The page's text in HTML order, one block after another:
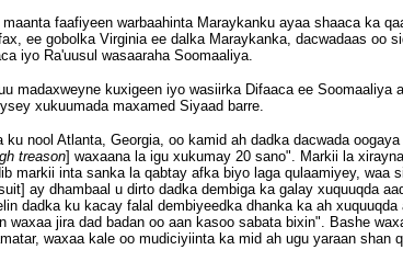
faafiyeen warbaahinta Maraykanku ayaa shaaca ka
ee gobolka Virginia ee dalka Maraykanka, dacwadaas oo
iyo Ra'uusul wasaaraha Soomaaliya.
madaxweyne kuxigeen iyo wasiirka Difaaca ee
xukuumada maxamed Siyaad barre.
ku nool Atlanta, Georgia, oo kamid ah dadka dacwada
treason] waxaana la igu xukumay 20 sano". Markii la
markii inta sanka la qabtay afka biyo laga qulaamiyey, waa
ay dhambaal u dirto dadka dembiga ka galay xuquuqda
dadka ku kacay falal dembiyeedka dhanka ka ah
waxaa jira dad badan oo aan kasoo sabata bixin". Bashe
waxaa kale oo mudiciyiinta ka mid ah ugu yaraan shan